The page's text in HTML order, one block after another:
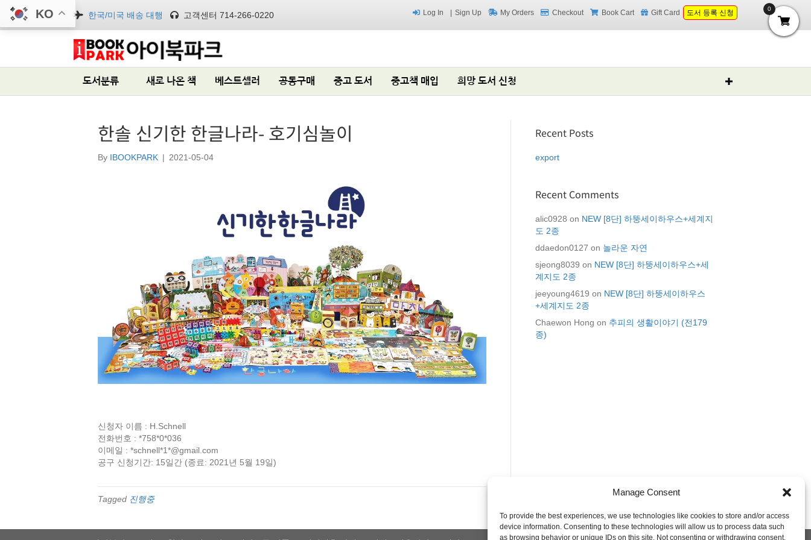
Manage Consent
To provide the best experiences, we use technologies like cookies to store and/or access
device information. Consenting to these technologies will allow us to process data such
as browsing behavior or unique IDs on this site. Not consenting or withdrawing consent,
한국/미국 배송 대행 고객센터 714-266-0220 Log In Sign Up My Orders Checkout Book Cart Gift Card 도서 등록 신청
도서분류 새로 나온 책 베스트셀러 공동구매 중고 도서 중고책 매입 희망 도서 신청
한솔 신기한 한글나라- 호기심놀이
By IBOOKPARK | 2021-05-04
신청자 이름 : H.Schnell
전화번호 : *758*0*036
이메일 : *schnell*1*@gmail.com
공구 신청기간: 15일간 (종료: 2021년 5월 19일)
Tagged 진행중
Recent Posts
export
Recent Comments
alic0928 on NEW [8단] 하뚱세이하우스+세계지
도 2종
ddaedon0127 on 놀라운 자연
sjeong8039 on NEW [8단] 하뚱세이하우스+세
계지도 2종
jeeyoung4619 on NEW [8단] 하뚱세이하우스
+세계지도 2종
Chaewon Hong on 추피의 생활이야기 (전179
종)
KO 0